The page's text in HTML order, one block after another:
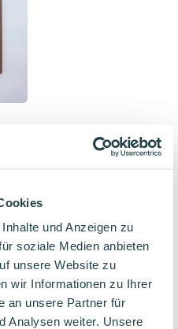
und Anzeigen zu
soziale Medien anbieten
unsere Website zu
wir Informationen zu Ihrer
an unsere Partner für
Analysen weiter. Unsere